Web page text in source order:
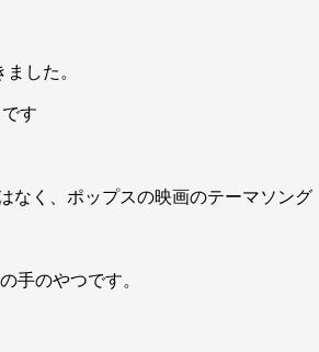
した。
す
なく、ポップスの映画のテーマソング
手のやつです。